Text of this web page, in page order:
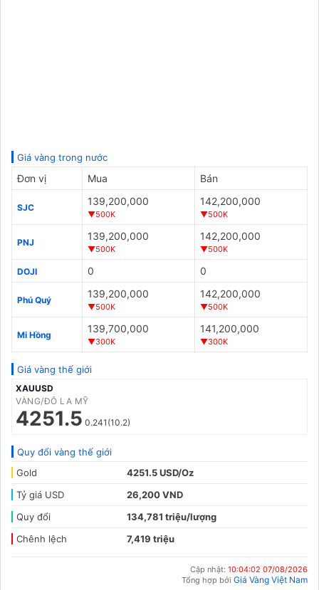
Giá vàng trong nước
Đơn vị Mua Bán
SJC
139,200,000
▼500K
142,200,000
▼500K
PNJ
139,200,000
▼500K
142,200,000
▼500K
DOJI 0 0
Phú Quý
139,200,000
▼500K
142,200,000
▼500K
Mi Hồng
139,700,000
▼300K
141,200,000
▼300K
Giá vàng thế giới
XAUUSD
VÀNG/ĐÔ LA MỸ
4251.5 0.241(10.2)
Quy đổi vàng thế giới
Gold
4251.5 USD/Oz
Tỷ giá USD
26,200 VND
Quy đổi
134,781 triệu/lượng
Chênh lệch
7,419 triệu
Cập nhật: 10:04:02 07/08/2026
Tổng hợp bởi Giá Vàng Việt Nam